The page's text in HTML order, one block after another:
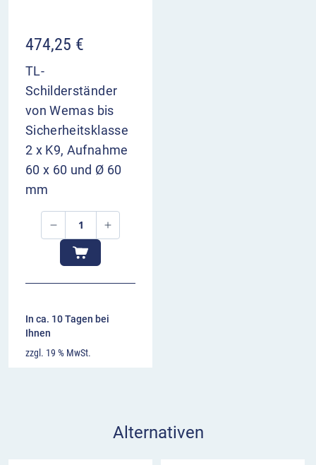
474,25 €
TL-
Schilderständer
von Wemas bis
Sicherheitsklasse
2 x K9, Aufnahme
60 x 60 und Ø 60
mm
In ca. 10 Tagen bei
Ihnen
zzgl. 19 % MwSt.
Alternativen